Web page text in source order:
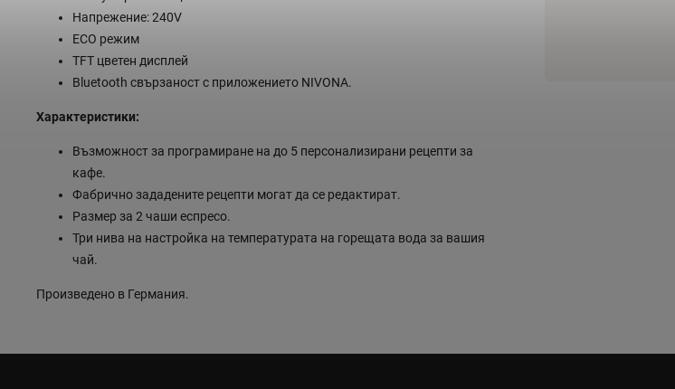
Напрежение: 240V
ECO режим
TFT цветен дисплей
Bluetooth свързаност с приложението NIVONA.
Характеристики:
Възможност за програмиране на до 5 персонализирани рецепти за
кафе.
Фабрично зададените рецепти могат да се редактират.
Размер за 2 чаши еспресо.
Три нива на настройка на температурата на горещата вода за вашия
чай.
Произведено в Германия.